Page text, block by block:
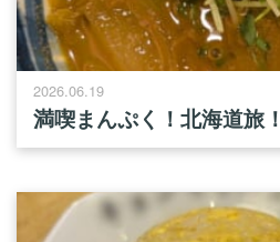
2026.06.19
満喫まんぷく！北海道旅！